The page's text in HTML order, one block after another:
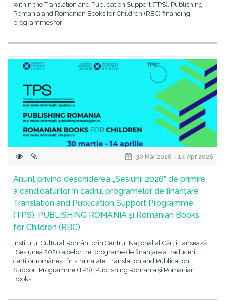
within the Translation and Publication Support (TPS), Publishing
Romania and Romanian Books for Children (RBC) financing
programmes for
30 Mar 2026 - 14 Apr 2026
Anunț privind deschiderea „Sesiunii 2026” de primire
a candidaturilor în cadrul programelor de finanțare
Translation and Publication Support Programme
(TPS), PUBLISHING ROMANIA și Romanian Books
for Children (RBC)
Institutul Cultural Român, prin Centrul Național al Cărții, lansează
„Sesiunea 2026 a celor trei programe de finanțare a traducerii
cărților românești în străinătate: Translation and Publication
Support Programme (TPS), Publishing Romania și Romanian
Books